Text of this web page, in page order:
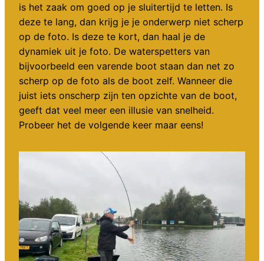
is het zaak om goed op je sluitertijd te letten. Is
deze te lang, dan krijg je je onderwerp niet scherp
op de foto. Is deze te kort, dan haal je de
dynamiek uit je foto. De waterspetters van
bijvoorbeeld een varende boot staan dan net zo
scherp op de foto als de boot zelf. Wanneer die
juist iets onscherp zijn ten opzichte van de boot,
geeft dat veel meer een illusie van snelheid.
Probeer het de volgende keer maar eens!